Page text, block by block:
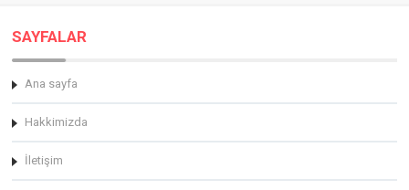
SAYFALAR
Ana sayfa
Hakkimizda
İletişim